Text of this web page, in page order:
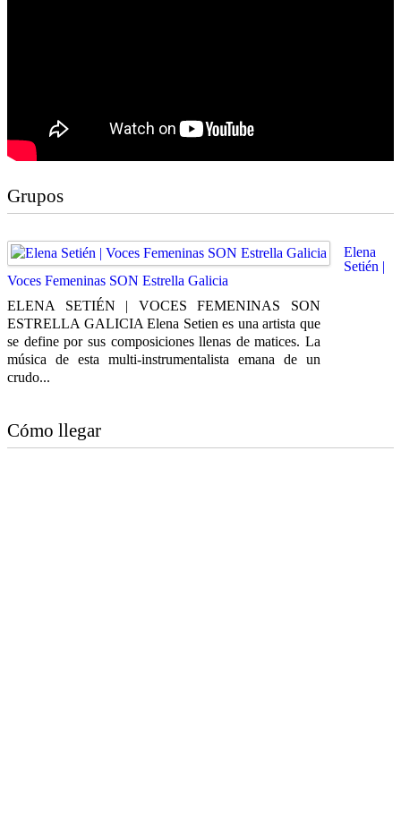
Grupos
Elena
Setién |
Voces Femeninas SON Estrella Galicia
ELENA SETIÉN | VOCES FEMENINAS SON
ESTRELLA GALICIA Elena Setien es una artista que
se define por sus composiciones llenas de matices. La
música de esta multi-instrumentalista emana de un
crudo...
Cómo llegar